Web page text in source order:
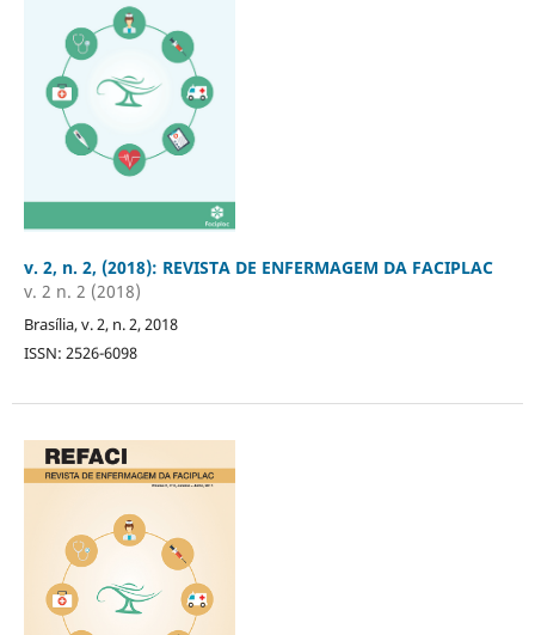
v. 2, n. 2, (2018): REVISTA DE ENFERMAGEM DA FACIPLAC
v. 2 n. 2 (2018)
Brasília, v. 2, n. 2, 2018
ISSN: 2526-6098